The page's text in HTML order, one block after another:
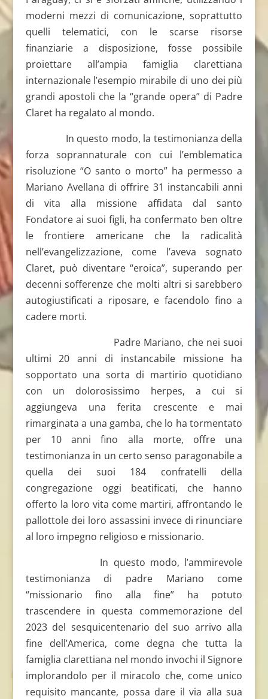
moderni mezzi di comunicazione, soprattutto
quelli telematici, con le scarse risorse
finanziarie a disposizione, fosse possibile
proiettare all’ampia famiglia clarettiana
internazionale l’esempio mirabile di uno dei più
grandi apostoli che la “grande opera” di Padre
Claret ha regalato al mondo.
In questo modo, la testimonianza della
forza soprannaturale con cui l’emblematica
risoluzione “O santo o morto” ha permesso a
Mariano Avellana di offrire 31 instancabili anni
di vita alla missione affidata dal santo
Fondatore ai suoi figli, ha confermato ben oltre
le frontiere americane che la radicalità
nell’evangelizzazione, come l’aveva sognato
Claret, può diventare “eroica”, superando per
decenni sofferenze che molti altri si sarebbero
autogiustificati a riposare, e facendolo fino a
cadere morti.
Padre Mariano, che nei suoi
ultimi 20 anni di instancabile missione ha
sopportato una sorta di martirio quotidiano
con un dolorosissimo herpes, a cui si
aggiungeva una ferita crescente e mai
rimarginata a una gamba, che lo ha tormentato
per 10 anni fino alla morte, offre una
testimonianza in un certo senso paragonabile a
quella dei suoi 184 confratelli della
congregazione oggi beatificati, che hanno
offerto la loro vita come martiri, affrontando le
pallottole dei loro assassini invece di rinunciare
al loro impegno religioso e missionario.
In questo modo, l’ammirevole
testimonianza di padre Mariano come
“missionario fino alla fine” ha potuto
trascendere in questa commemorazione del
2023 del sesquicentenario del suo arrivo alla
fine dell’America, come degna che tutta la
famiglia clarettiana nel mondo invochi il Signore
implorandolo per il miracolo che, come unico
requisito mancante, possa dare il via alla sua